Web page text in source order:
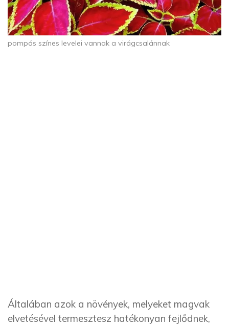
pompás színes levelei vannak a virágcsalánnak
Általában azok a növények, melyeket magvak
elvetésével termesztesz hatékonyan fejlődnek,